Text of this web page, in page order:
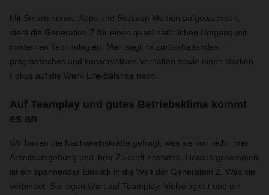
Mit Smartphones, Apps und Sozialen Medien aufgewachsen,
steht die Generation Z für einen quasi natürlichen Umgang mit
modernen Technologien. Man sagt ihr zurückhaltendes,
pragmatisches und konservatives Verhalten sowie einen starken
Fokus auf die Work-Life-Balance nach.
Auf Teamplay und gutes Betriebsklima kommt
es an
Wir haben die Nachwuchskräfte gefragt, was sie von sich, ihrer
Arbeitsumgebung und ihrer Zukunft erwarten. Heraus gekommen
ist ein spannender Einblick in die Welt der Generation Z. Was sie
verbindet: Sie legen Wert auf Teamplay, Vielseitigkeit und ein